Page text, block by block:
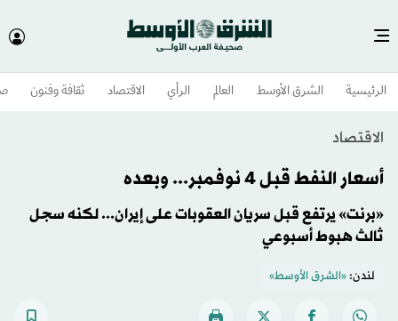
الرئيسية الشرق الأوسط​ العالم الرأي الاقتصاد ثقافة وفنون
الاقتصاد
أسعار النفط قبل 4 نوفمبر... وبعده
«برنت» يرتفع قبل سريان العقوبات على إيران... لكنه سجل
ثالث هبوط أسبوعي
لندن:«الشرق الأوسط»